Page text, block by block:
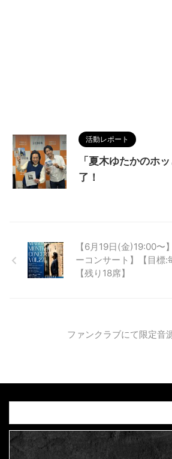
活動レポート
「夏木ゆたかのホ
了！
【6月19日(金)19:00〜
ーコンサート】【目標:
【残り18席】
ファンクラブにて限定音